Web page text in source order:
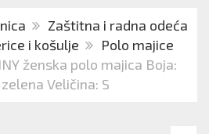
Zaštitna i radna odeća
i košulje
Polo majice
ženska polo majica Boja:
Veličina: S